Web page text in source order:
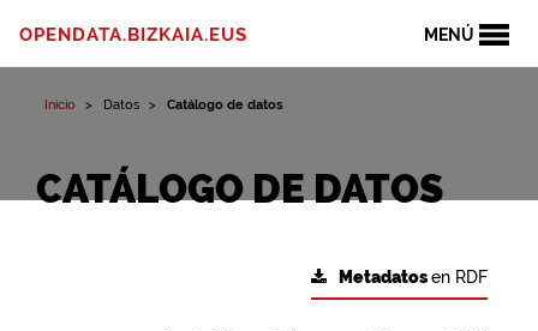
MENÚ
OPENDATA.BIZKAIA.EUS
Inicio Datos Catálogo de datos
CATÁLOGO DE DATOS
Metadatosen RDF